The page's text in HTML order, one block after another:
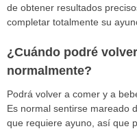
de obtener resultados
completar totalmente su
¿Cuándo podré
normalmente?
Podrá volver a comer y a
Es normal sentirse mareado
que requiere ayuno, así que